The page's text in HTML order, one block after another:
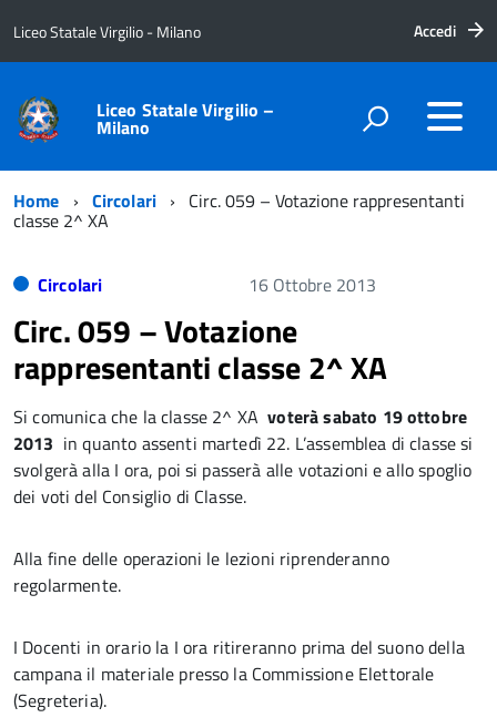
Liceo Statale Virgilio - Milano Accedi
Liceo Statale Virgilio –
Milano
Home Circolari Circ. 059 – Votazione rappresentanti
classe 2^ XA
Circolari 16 Ottobre 2013
Circ. 059 – Votazione
rappresentanti classe 2^ XA
Si comunica che la classe 2^ XAvoterà sabato 19 ottobre
2013 in quanto assenti martedì 22. L’assemblea di classe si
svolgerà alla I ora, poi si passerà alle votazioni e allo spoglio
dei voti del Consiglio di Classe.
Alla fine delle operazioni le lezioni riprenderanno
regolarmente.
I Docenti in orario la I ora ritireranno prima del suono della
campana il materiale presso la Commissione Elettorale
(Segreteria).